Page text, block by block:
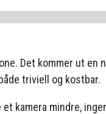
Det kommer ut en
triviell og kostbar.
kamera mindre,